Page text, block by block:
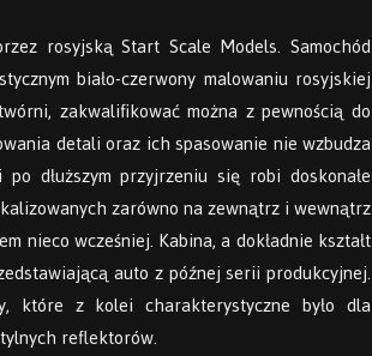
rosyjską Start Scale Models. Samochód
biało-czerwony malowaniu rosyjskiej
zakwalifikować można z pewnością do
detali oraz ich spasowanie nie wzbudza
dłuższym przyjrzeniu się robi doskonałe
zarówno na zewnątrz i wewnątrz
nieco wcześniej. Kabina, a dokładnie kształt
auto z późnej serii produkcyjnej.
które z kolei charakterystyczne było dla
reflektorów.